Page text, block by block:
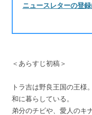
ニュースレターの登録
＜あらすじ初稿＞
トラ吉は野良王国の王様
和に暮らしている。
弟分のチビや、愛人のキ